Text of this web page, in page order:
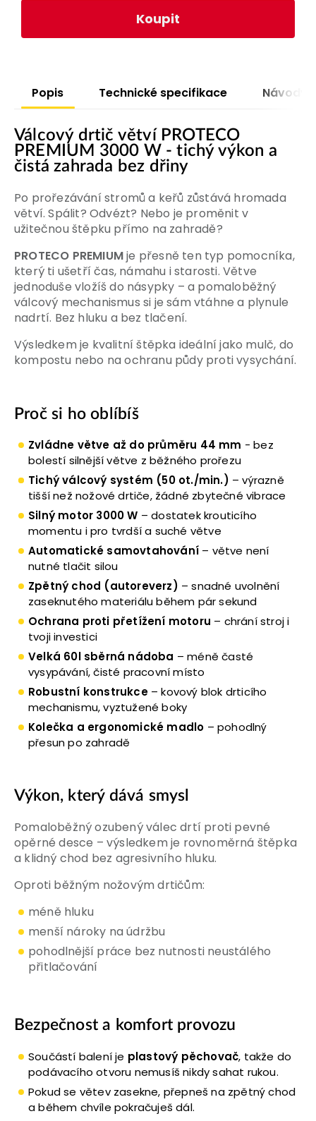
Koupit
Popis Technické specifikace Návody
Válcový drtič větví PROTECO
PREMIUM 3000 W - tichý výkon a
čistá zahrada bez dřiny
Po prořezávání stromů a keřů zůstává hromada
větví. Spálit? Odvézt? Nebo je proměnit v
užitečnou štěpku přímo na zahradě?
PROTECO PREMIUMje přesně ten typ pomocníka,
který ti ušetří čas, námahu i starosti. Větve
jednoduše vložíš do násypky – a pomaloběžný
válcový mechanismus si je sám vtáhne a plynule
nadrtí. Bez hluku a bez tlačení.
Výsledkem je kvalitní štěpka ideální jako mulč, do
kompostu nebo na ochranu půdy proti vysychání.
Proč si ho oblíbíš
Zvládne větve až do průměru 44 mm - bez
bolestí silnější větve z běžného prořezu
Tichý válcový systém (50 ot./min.) – výrazně
tišší než nožové drtiče, žádné zbytečné vibrace
Silný motor 3000 W – dostatek krouticího
momentu i pro tvrdší a suché větve
Automatické samovtahování – větve není
nutné tlačit silou
Zpětný chod (autoreverz) – snadné uvolnění
zaseknutého materiálu během pár sekund
Ochrana proti přetížení motoru – chrání stroj i
tvoji investici
Velká 60l sběrná nádoba – méně časté
vysypávání, čisté pracovní místo
Robustní konstrukce– kovový blok drticího
mechanismu, vyztužené boky
Kolečka a ergonomické madlo – pohodlný
přesun po zahradě
Výkon, který dává smysl
Pomaloběžný ozubený válec drtí proti pevné
opěrné desce – výsledkem je rovnoměrná štěpka
a klidný chod bez agresivního hluku.
Oproti běžným nožovým drtičům:
méně hluku
menší nároky na údržbu
pohodlnější práce bez nutnosti neustálého
přitlačování
Bezpečnost a komfort provozu
Součástí balení je plastový pěchovač, takže do
podávacího otvoru nemusíš nikdy sahat rukou.
Pokud se větev zasekne, přepneš na zpětný chod
a během chvíle pokračuješ dál.